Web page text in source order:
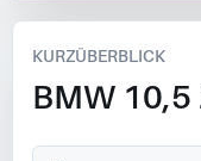
KURZÜBERBLICK
BMW